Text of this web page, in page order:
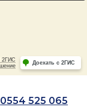
0554 525 065